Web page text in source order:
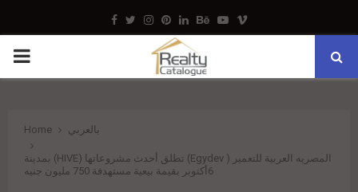
Facebook
TwitterInstagram
Pinterest
LinkedinBehance
Youtube
Vimeo
PRIMARY
Home بالعربي
المصريه العربية للتعمير ( Egydev) تطلق أحدث مشروعاتها (HIVE) بمدينة
6أكتوبر بقيمة بيعية مستهدفة 750 مليون جنيه